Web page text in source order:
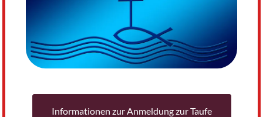
Informationen zur Anmeldung zur Taufe